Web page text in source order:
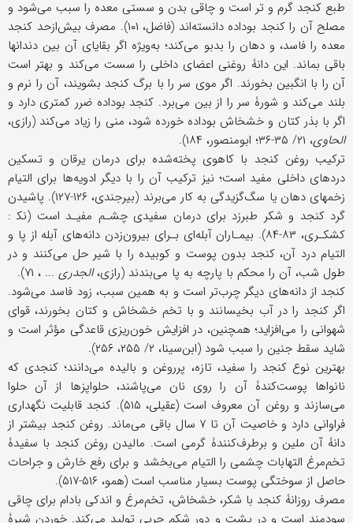
طبع کنجد گرم و تر است و چاقی بدن و سستی معده را سبب می‌شود و
مصلح آن را کنجد بوداده دانسته‌اند (فاضل، ۱۰۱). مصرف بیش‌ازحد کنجد
معده را فاسد، و دهان را بدبو می‌کند؛ به‌ویژه اگر بقایای آن بین دندانها
باقی بماند. این دانۀ روغنی اعضای داخلی را سست می‌کند و بهتر است
آن را با انگبین بخورند. اگر موی سر را با برگ کنجد بشویند، آن را نرم و
بلند می‌کند و شورۀ سر را از بین می‌برد. کنجد بوداده ضرر کمتری دارد و
اگر با بذر کتان و خشخاش بوداده خورده شود، منی را زیاد می‌کند (رازی،
الحاوی، ۲۱/ ۳۵-۳۶؛ ابومنصور، ۱۸۴).
ترکیب روغن کنجد با کاهوی پخته‌شده برای درمان یرقان و تسکین
دردهای داخلی مفید است؛ نیز ترکیب آن را با دیگر ادویه‌ها برای التیام
زخمهای دهان یا سگ‌گزیدگی به کار می‌برند (بیرجندی، ۱۲۶-۱۲۷). پاشیدن
گرد کنجد و شکر طبرزد برای درمان سفیدی چشـم مفیـد است (نک‍ :
کشکـری، ۸۳-۸۴). بیمـاران آبله‌ای بـرای بیرون‌زدن دانه‌های آبله از پا و
التیام درد آن، کنجد بدون ‌پوست و کوبیده را با شیر حل می‌کنند و در
طول شب، آن را محکم با پارچه به پا می‌بندند (رازی،الجدری ... ، ۷۱).
کنجد از دانه‌های دیگر چرب‌تر است و به همین سبب، زود فاسد می‌شود.
اگر کنجد را در آب بخیسانند و با تخم خشخاش و کتان بخورند، قوای
شهوانی را می‌افزاید؛ همچنین، در افزایش خون‌ریزی قاعدگی مؤثر است و
شاید سقط جنین را سبب شود (ابن‌سینا، ۲/ ۲۵۵، ۲۵۶).
بهترین نوع کنجد را سفید، تازه، پرروغن و بالیده می‌دانند؛ کنجدی که
نانواها پوست‌کندۀ آن را روی نان می‌پاشند، حلواپزها از آن حلوا
می‌سازند و روغن آن معروف است (عقیلی، ۵۱۵). کنجد قابلیت نگهداری
فراوانی دارد و خاصیت آن تا ۷ سال باقی می‌ماند. روغن کنجد بیشتر از
دانۀ آن ملین و برطرف‌کنندۀ گرمی است. مالیدن روغن کنجد با سفیدۀ
تخم‌مرغ التهابات چشمی را التیام می‌بخشد و برای رفع خارش و جراحات
حاصل از سوختگی پوست بسیار مناسب است (همو، ۵۱۶-۵۱۷).
مصرف روزانۀ کنجد با شکر، خشخاش، تخم‌مرغ و اندکی بادام برای چاقی
سودمند است و در پشت و دور شکم چربی تولید می‌کند. خوردن شیرۀ